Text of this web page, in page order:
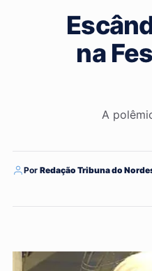
na
A
Por Redação Tribuna do